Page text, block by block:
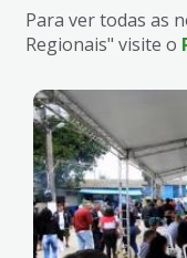
Para ver todas as
Regionais" visite o